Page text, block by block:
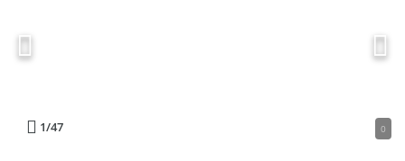
1/47 0